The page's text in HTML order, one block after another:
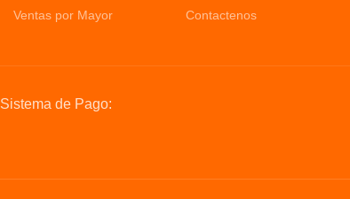
Ventas por Mayor Contactenos
Sistema de Pago: